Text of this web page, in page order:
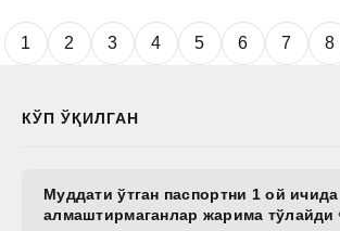
1 2 3 4 5 6 7 8
КЎП ЎҚИЛГАН
Муддати ўтган паспортни 1 ой ичида
алмаштирмаганлар жарима тўлайди